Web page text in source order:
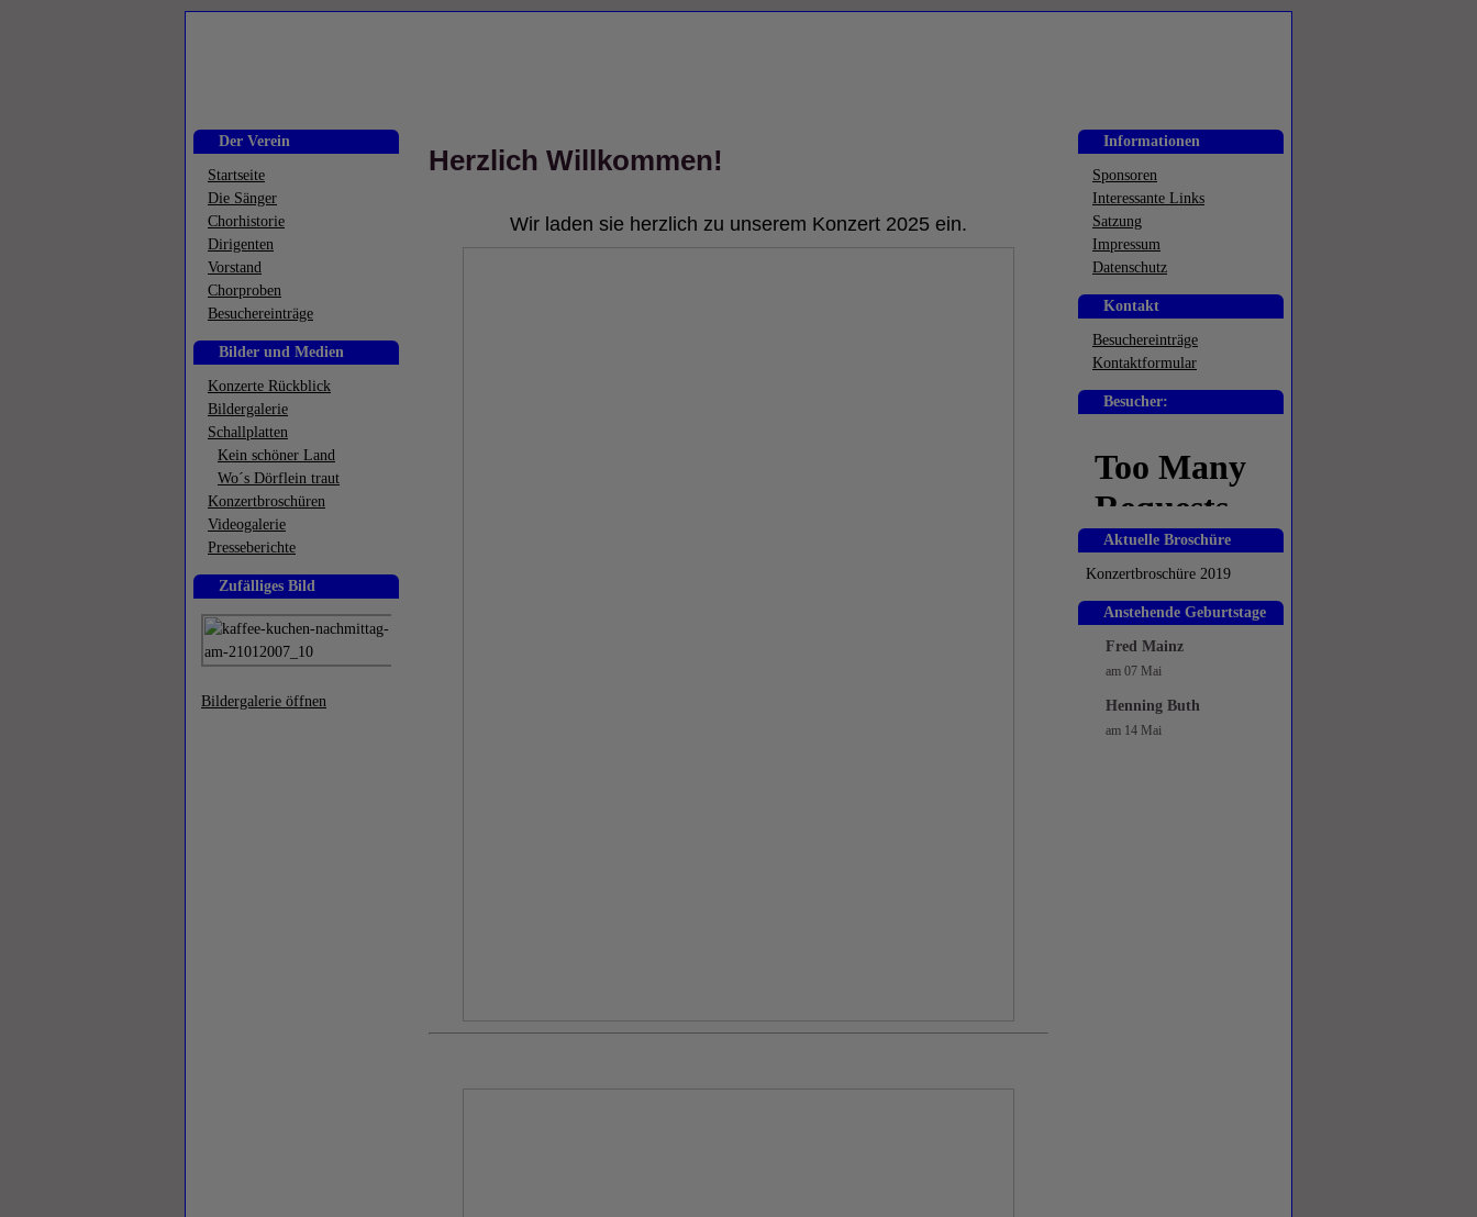
Der Verein
Startseite
Die Sänger
Chorhistorie
Dirigenten
Vorstand
Chorproben
Besuchereinträge
Bilder und Medien
Konzerte Rückblick
Bildergalerie
Schallplatten
Kein schöner Land
Wo´s Dörflein traut
Konzertbroschüren
Videogalerie
Presseberichte
Zufälliges Bild
Bildergalerie öffnen
Herzlich Willkommen!
Wir laden sie herzlich zu unserem Konzert 2025 ein.
Informationen
Sponsoren
Interessante Links
Satzung
Impressum
Datenschutz
Kontakt
Besuchereinträge
Kontaktformular
Besucher:
Aktuelle Broschüre
Konzertbroschüre 2019
Anstehende Geburtstage
Fred Mainz
am 07 Mai
Henning Buth
am 14 Mai